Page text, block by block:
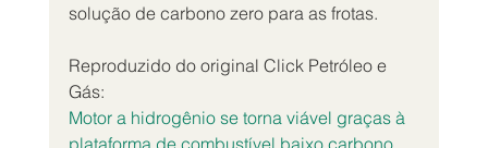
solução de carbono zero para as frotas.
Reproduzido do original Click Petróleo e
Gás:
Motor a hidrogênio se torna viável graças à
plataforma de combustível baixo carbono